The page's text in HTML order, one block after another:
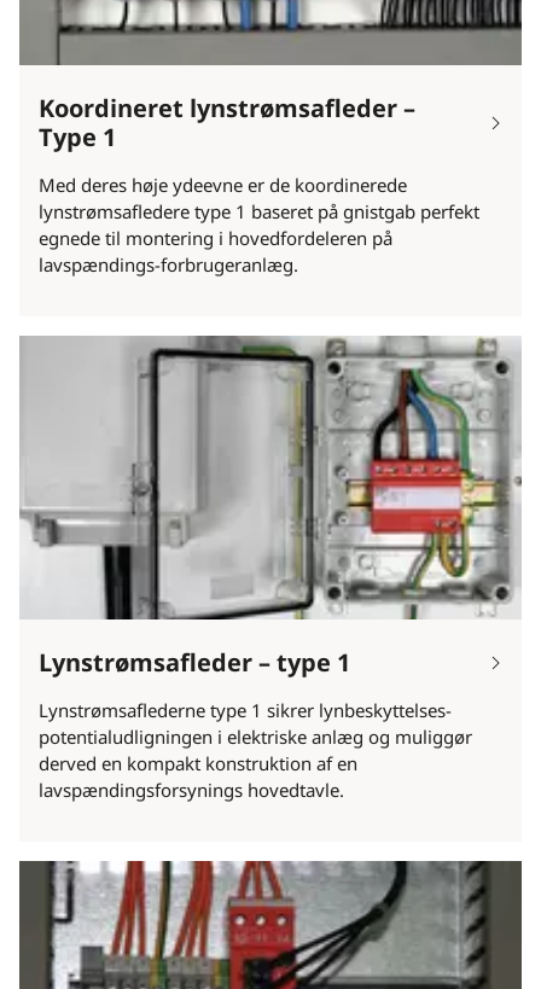
Koordineret lynstrømsafleder –
Type 1
Med deres høje ydeevne er de koordinerede
lynstrømsafledere type 1 baseret på gnistgab perfekt
egnede til montering i hovedfordeleren på
lavspændings-forbrugeranlæg.
Lynstrømsafleder – type 1
Lynstrømsaflederne type 1 sikrer lynbeskyttelses-
potentialudligningen i elektriske anlæg og muliggør
derved en kompakt konstruktion af en
lavspændingsforsynings hovedtavle.